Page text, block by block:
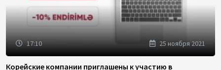
17:10 25 ноября 2021
Корейские компании приглашены к участию в